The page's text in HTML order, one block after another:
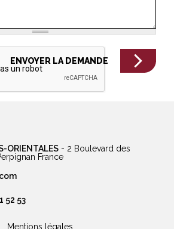
ORIENTALES - 2 Boulevard des
France
52 53
Mentions légales